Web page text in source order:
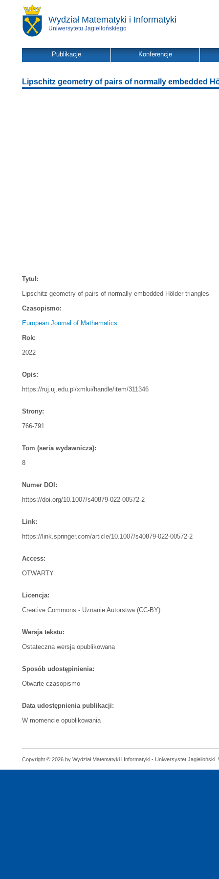
Wydział Matematyki i Informatyki
Uniwersytetu Jagiellońskiego
Publikacje Konferencje
Lipschitz geometry of pairs of normally embedded
Tytuł:
Lipschitz geometry of pairs of normally embedded Hölder triangles
Czasopismo:
European Journal of Mathematics
Rok:
2022
Opis:
https://ruj.uj.edu.pl/xmlui/handle/item/311346
Strony:
766-791
Tom (seria wydawnicza):
8
Numer DOI:
https://doi.org/10.1007/s40879-022-00572-2
Link:
https://link.springer.com/article/10.1007/s40879-022-00572-2
Access:
OTWARTY
Licencja:
Creative Commons - Uznanie Autorstwa (CC-BY)
Wersja tekstu:
Ostateczna wersja opublikowana
Sposób udostępinienia:
Otwarte czasopismo
Data udostępnienia publikacji:
W momencie opublikowania
Copyright © 2026 by Wydział Matematyki i Informatyki - Uniwersystet